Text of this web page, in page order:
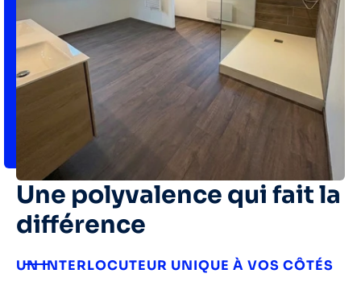
Une polyvalence qui fait la
différence
UN INTERLOCUTEUR UNIQUE À VOS CÔTÉS